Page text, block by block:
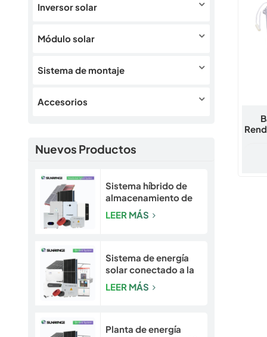
Inversor solar
Módulo solar
Sistema de montaje
Accesorios
Nuevos Productos
Sistema híbrido de
almacenamiento de
energía solar y solar
escalable de 5 a 30
LEER MÁS
Sistema de energía
solar conectado a la
red Sunrange de 10
kW a 50 kW
LEER MÁS
Planta de energía